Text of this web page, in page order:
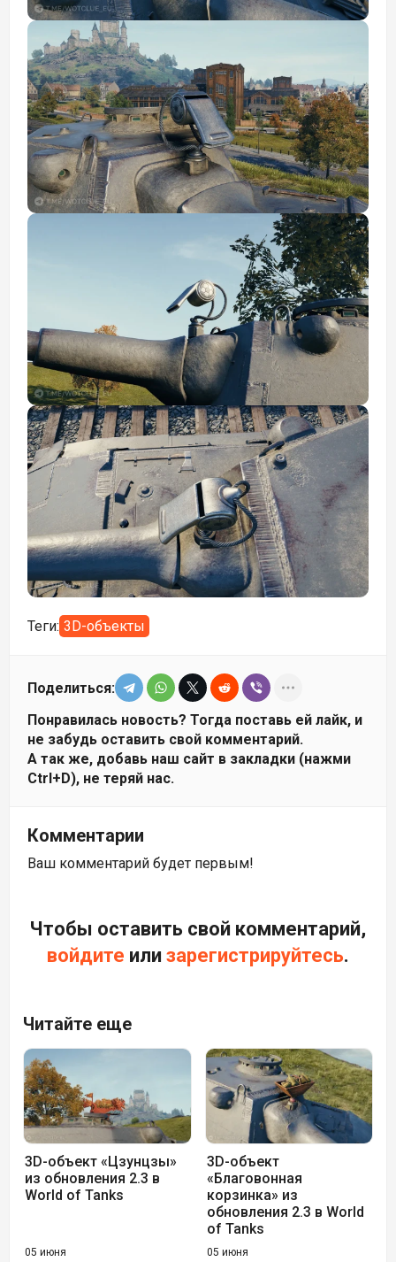
Теги: 3D-объекты
Поделиться:
Понравилась новость? Тогда поставь ей лайк, и
не забудь оставить свой комментарий.
А так же, добавь наш сайт в закладки (нажми
Ctrl+D), не теряй нас.
Комментарии
Ваш комментарий будет первым!
Чтобы оставить свой комментарий,
войдите или зарегистрируйтесь.
Читайте еще
3D-объект «Цзунцзы»
из обновления 2.3 в
World of Tanks
05 июня
3D-объект
«Благовонная
корзинка» из
обновления 2.3 в World
of Tanks
05 июня